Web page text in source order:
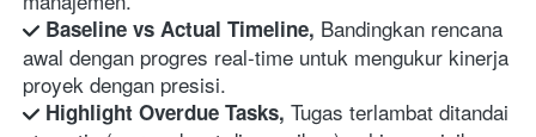
Baseline vs Actual Timeline, Bandingkan rencana
awal dengan progres real-time untuk mengukur kinerja
proyek dengan presisi.
Highlight Overdue Tasks, Tugas terlambat ditandai